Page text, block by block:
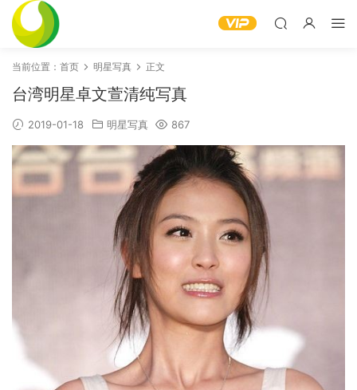
当前位置： 首页 明星写真 正文
台湾明星卓文萱清纯写真
2019-01-18 明星写真 867